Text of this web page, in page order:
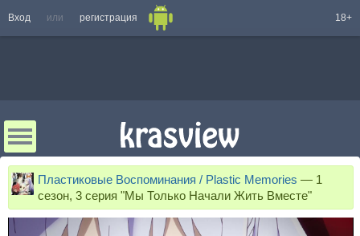
Вход или регистрация 18+
Пластиковые Воспоминания / Plastic Memories — 1
сезон, 3 серия "Мы Только Начали Жить Вместе"